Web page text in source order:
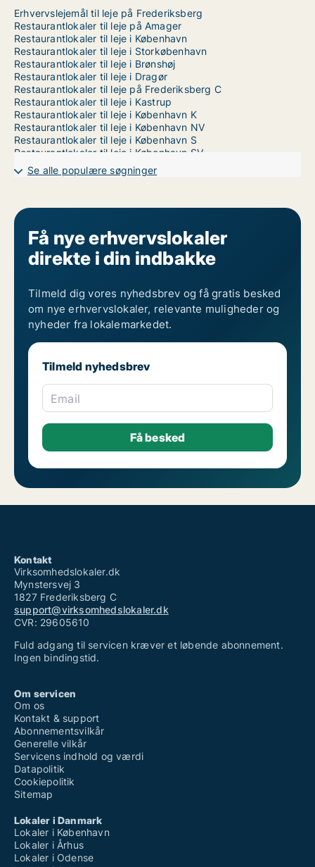
Erhvervslejemål til leje på Frederiksberg
Restaurantlokaler til leje på Amager
Restaurantlokaler til leje i København
Restaurantlokaler til leje i Storkøbenhavn
Restaurantlokaler til leje i Brønshøj
Restaurantlokaler til leje i Dragør
Restaurantlokaler til leje på Frederiksberg C
Restaurantlokaler til leje i Kastrup
Restaurantlokaler til leje i København K
Restaurantlokaler til leje i København NV
Restaurantlokaler til leje i København S
Restaurantlokaler til leje i København SV
Restaurantlokaler til leje i Nordhavn
Restaurantlokaler til leje på Nørrebro
Restaurantlokaler til leje på Vesterbro
Restaurantlokaler til leje i Ørestad
Restaurantlokaler til leje på Østerbro
Se alle populære søgninger
Få nye erhvervslokaler
direkte i din indbakke
Tilmeld dig vores nyhedsbrev og få gratis besked
om nye erhvervslokaler, relevante muligheder og
nyheder fra lokalemarkedet.
Tilmeld nyhedsbrev
Email
Kontakt
Virksomhedslokaler.dk
Mynstersvej 3
1827 Frederiksberg C
support@virksomhedslokaler.dk
CVR: 29605610
Fuld adgang til servicen kræver et løbende abonnement.
Ingen bindingstid.
Om servicen
Om os
Kontakt & support
Abonnementsvilkår
Generelle vilkår
Servicens indhold og værdi
Datapolitik
Cookiepolitik
Sitemap
Lokaler i Danmark
Lokaler i København
Lokaler i Århus
Lokaler i Odense